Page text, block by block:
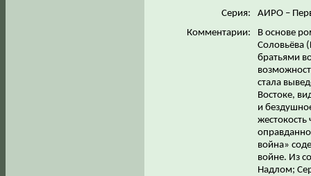
Серия:
АИРО –
Комментарии:
В основе
Соловьёва
братьями
стала
Востоке,
и
жестокость
война»
войне. Из
Надлом;